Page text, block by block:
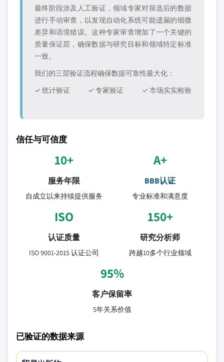
最终阶段涉及人工验证，领域专家对筛选后的数据
进行手动审查，以发现自动化系统可能遗漏的细微
差异和语境错误。这种专家审查增加了一个关键的
质量保证层，确保数据与研究目标和领域特定标准
一致。
我们的三层验证流程确保数据可靠性最大化：
✓ 统计验证
✓ 专家验证 ✓ 市场实实检验
信任与可信度
10+
服务年限
自成立以来持续提供服务
A+
BBB认证
专业标准和满意度
ISO
认证质量
ISO 9001-2015 认证公司
150+
研究分析师
跨越10多个行业领域
95%
客户保留率
5年关系价值
已验证的数据来源